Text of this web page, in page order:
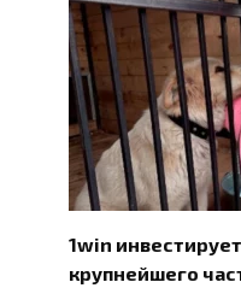
1win
крупнейшего